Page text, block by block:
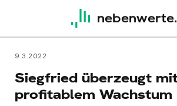
9.3.2022
Siegfried überzeugt
profitablem Wachstum